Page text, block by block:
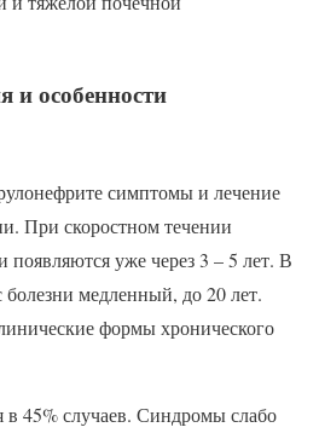
и особенности
симптомы и лечение
При скоростном течении
появляются уже через 3 – 5 лет. В
болезни медленный, до 20 лет.
формы хронического
в 45% случаев. Синдромы слабо